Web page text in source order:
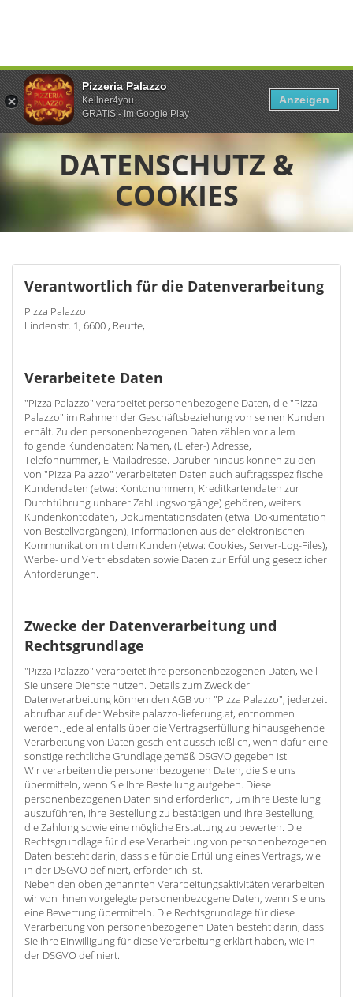
DATENSCHUTZ &
COOKIES
Verantwortlich für die Datenverarbeitung
Pizza Palazzo
Lindenstr. 1, 6600 , Reutte,
Verarbeitete Daten
"Pizza Palazzo" verarbeitet personenbezogene Daten, die "Pizza
Palazzo" im Rahmen der Geschäftsbeziehung von seinen Kunden
erhält. Zu den personenbezogenen Daten zählen vor allem
folgende Kundendaten: Namen, (Liefer-) Adresse,
Telefonnummer, E-Mailadresse. Darüber hinaus können zu den
von "Pizza Palazzo" verarbeiteten Daten auch auftragsspezifische
Kundendaten (etwa: Kontonummern, Kreditkartendaten zur
Durchführung unbarer Zahlungsvorgänge) gehören, weiters
Kundenkontodaten, Dokumentationsdaten (etwa: Dokumentation
von Bestellvorgängen), Informationen aus der elektronischen
Kommunikation mit dem Kunden (etwa: Cookies, Server-Log-Files),
Werbe- und Vertriebsdaten sowie Daten zur Erfüllung gesetzlicher
Anforderungen.
Zwecke der Datenverarbeitung und
Rechtsgrundlage
"Pizza Palazzo" verarbeitet Ihre personenbezogenen Daten, weil
Sie unsere Dienste nutzen. Details zum Zweck der
Datenverarbeitung können den AGB von "Pizza Palazzo", jederzeit
abrufbar auf der Website palazzo-lieferung.at, entnommen
werden. Jede allenfalls über die Vertragserfüllung hinausgehende
Verarbeitung von Daten geschieht ausschließlich, wenn dafür eine
sonstige rechtliche Grundlage gemäß DSGVO gegeben ist.
Wir verarbeiten die personenbezogenen Daten, die Sie uns
übermitteln, wenn Sie Ihre Bestellung aufgeben. Diese
personenbezogenen Daten sind erforderlich, um Ihre Bestellung
auszuführen, Ihre Bestellung zu bestätigen und Ihre Bestellung,
die Zahlung sowie eine mögliche Erstattung zu bewerten. Die
Rechtsgrundlage für diese Verarbeitung von personenbezogenen
Daten besteht darin, dass sie für die Erfüllung eines Vertrags, wie
in der DSGVO definiert, erforderlich ist.
Neben den oben genannten Verarbeitungsaktivitäten verarbeiten
wir von Ihnen vorgelegte personenbezogene Daten, wenn Sie uns
eine Bewertung übermitteln. Die Rechtsgrundlage für diese
Verarbeitung von personenbezogenen Daten besteht darin, dass
Sie Ihre Einwilligung für diese Verarbeitung erklärt haben, wie in
der DSGVO definiert.
Pizzeria Palazzo
Kellner4you
GRATIS - Im Google Play
Anzeigen